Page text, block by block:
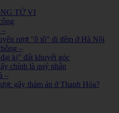
TỬ VI
–
rượt "ô tô" đi đêm ở Hà Nội
–
kị" đất khuyết góc
chính là quý nhân
–
gây thảm án ở Thanh Hóa?